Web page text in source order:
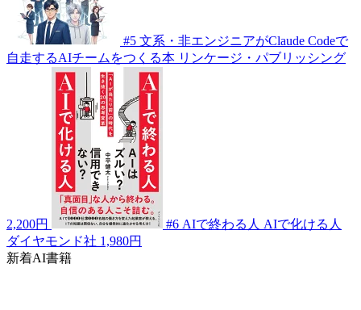
#5 文系・非エンジニアがClaude Codeで
自走するAIチームをつくる本 リンケージ・パブリッシング
2,200円 #6 AIで終わる人 AIで化ける人
ダイヤモンド社 1,980円
新着AI書籍